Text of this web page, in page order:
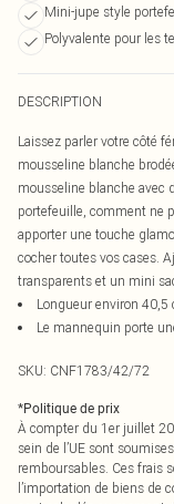
Mini-jupe style
Polyvalente pour les
DESCRIPTION
Laissez parler votre côté
mousseline blanche
mousseline blanche avec
portefeuille, comment ne
apporter une touche
cocher toutes vos cases.
transparents et un mini
Longueur environ
Le mannequin porte
SKU: CNF1783/42/72
*Politique de prix
À compter du 1er juillet
sein de l’UE sont
remboursables. Ces frais
l’importation de biens de